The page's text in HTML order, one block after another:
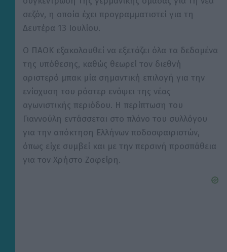
σεζόν, η οποία έχει προγραμματιστεί για τη
Δευτέρα 13 Ιουλίου.
Ο ΠΑΟΚ εξακολουθεί να εξετάζει όλα τα δεδομένα
της υπόθεσης, καθώς θεωρεί τον διεθνή
αριστερό μπακ μία σημαντική επιλογή για την
ενίσχυση του ρόστερ ενόψει της νέας
αγωνιστικής περιόδου. Η περίπτωση του
Γιαννούλη εντάσσεται στο πλάνο του συλλόγου
για την απόκτηση Ελλήνων ποδοσφαιριστών,
όπως είχε συμβεί και με την περσινή προσπάθεια
για τον Χρήστο Ζαφείρη.